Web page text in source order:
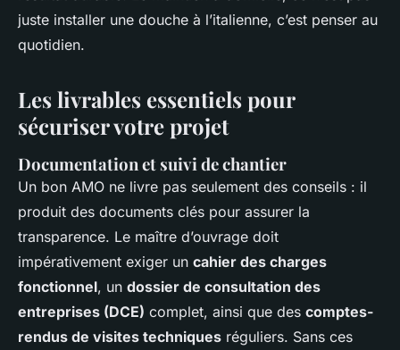
juste installer une douche à l’italienne, c’est penser au
quotidien.
Les livrables essentiels pour
sécuriser votre projet
Documentation et suivi de chantier
Un bon AMO ne livre pas seulement des conseils : il
produit des documents clés pour assurer la
transparence. Le maître d’ouvrage doit
impérativement exiger un cahier des charges
fonctionnel, un dossier de consultation des
entreprises (DCE) complet, ainsi que des comptes-
rendus de visites techniques réguliers. Sans ces